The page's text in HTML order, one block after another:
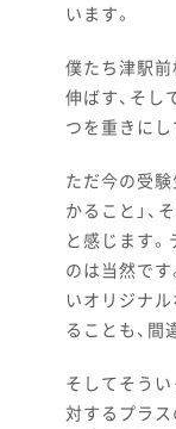
います。
僕たち津駅
伸ばす、そし
つを重きにし
ただ今の受
かること」、
と感じます
のは当然です
いオリジナ
ることも、間
そしてそうい
対するプラス